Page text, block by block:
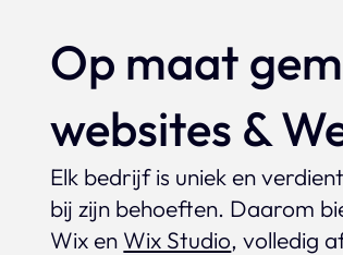
Op maat
websites &
Elk bedrijf is uniek en
bij zijn behoeften. Daarom
Wix en Wix Studio, volledig